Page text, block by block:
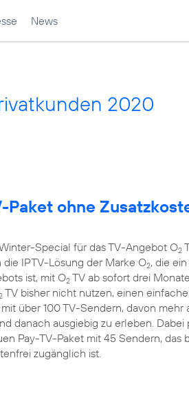
News
2020
Paket ohne
Special für das TV-Angebot O2
IPTV-Lösung der Marke O2, die
ist, mit O2 TV ab sofort drei
TV bisher nicht nutzen, einen
über 100 TV-Sendern, davon mehr
danach ausgiebig zu erleben. Dabei
Pay-TV-Paket mit 45 Sendern, das
zugänglich ist.